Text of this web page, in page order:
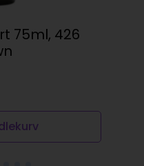
75ml, 426